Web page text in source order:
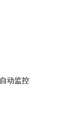
动监控